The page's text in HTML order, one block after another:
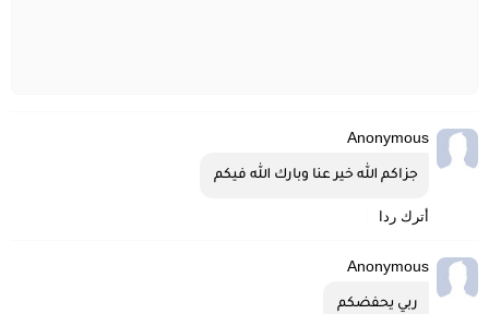
Anonymous
جزاكم الله خير عنا وبارك الله فيكم
أترك ردا
Anonymous
ربي يحفضكم